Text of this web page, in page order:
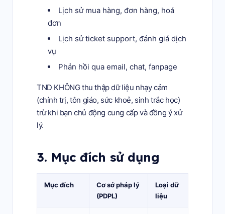
Lịch sử mua hàng, đơn hàng, hoá
đơn
Lịch sử ticket support, đánh giá dịch
vụ
Phản hồi qua email, chat, fanpage
TND KHÔNG thu thập dữ liệu nhạy cảm
(chính trị, tôn giáo, sức khoẻ, sinh trắc học)
trừ khi bạn chủ động cung cấp và đồng ý xử
lý.
3. Mục đích sử dụng
Mục đích
Cơ sở pháp lý
(PDPL)
Loại dữ
liệu